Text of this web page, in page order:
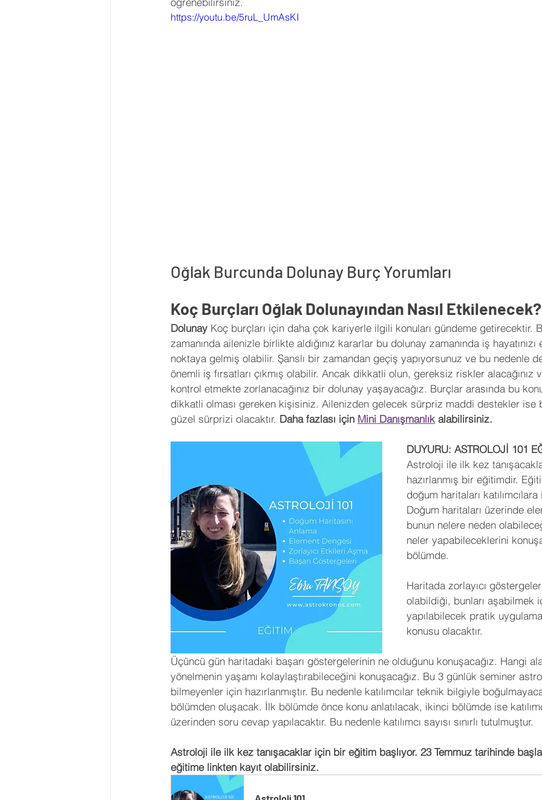
https://youtu.be/5ruL_UmAsKI
Oğlak Burcunda Dolunay Burç Yorumları
Koç Burçları Oğlak Dolunayından Nasıl Etkilenecek?
Dolunay Koç burçları için daha çok kariyerle ilgili konuları gündeme getirecektir.
zamanında ailenizle birlikte aldığınız kararlar bu dolunay zamanında iş
noktaya gelmiş olabilir. Şanslı bir zamandan geçiş yapıyorsunuz ve bu nedenle
önemli iş fırsatları çıkmış olabilir. Ancak dikkatli olun, gereksiz riskler alacağınız
kontrol etmekte zorlanacağınız bir dolunay yaşayacağız. Burçlar arasında bu
dikkatli olması gereken kişisiniz. Ailenizden gelecek sürpriz maddi destekler ise
güzel sürprizi olacaktır. Daha fazlası için Mini Danışmanlık alabilirsiniz.
DUYURU: ASTROLOJİ 101
Astroloji ile ilk kez
hazırlanmış bir eğitimdir.
doğum haritaları
Doğum haritaları üzerinde
bunun nelere neden
neler yapabileceklerini
bölümde.
Haritada zorlayıcı
olabildiği, bunları aşabilmek
yapılabilecek pratik
konusu olacaktır.
Üçüncü gün haritadaki başarı göstergelerinin ne olduğunu konuşacağız. Hangi
yönelmenin yaşamı kolaylaştırabileceğini konuşacağız. Bu 3 günlük seminer
bilmeyenler için hazırlanmıştır. Bu nedenle katılımcılar teknik bilgiyle
bölümden oluşacak. İlk bölümde önce konu anlatılacak, ikinci bölümde ise
üzerinden soru cevap yapılacaktır. Bu nedenle katılımcı sayısı sınırlı tutulmuştur.
Astroloji ile ilk kez tanışacaklar için bir eğitim başlıyor. 23 Temmuz tarihinde
eğitime linkten kayıt olabilirsiniz.